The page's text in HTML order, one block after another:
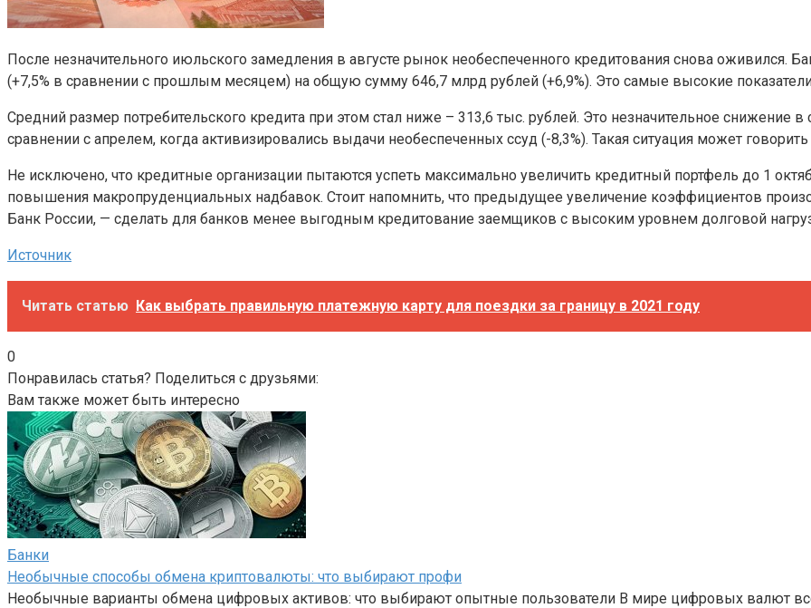
После незначительного июльского замедления в августе рынок необеспеченного кредитования снова оживился.
(+7,5% в сравнении с прошлым месяцем) на общую сумму 646,7 млрд рублей (+6,9%). Это самые высокие показатели
Средний размер потребительского кредита при этом стал ниже – 313,6 тыс. рублей. Это незначительное снижение
сравнении с апрелем, когда активизировались выдачи необеспеченных ссуд (-8,3%). Такая ситуация может
Не исключено, что кредитные организации пытаются успеть максимально увеличить кредитный портфель до 1
повышения макропруденциальных надбавок. Стоит напомнить, что предыдущее увеличение коэффициентов
Банк России, — сделать для банков менее выгодным кредитование заемщиков с высоким уровнем долговой
Источник
Читать статью Как выбрать правильную платежную карту для поездки за границу в 2021 году
0
Понравилась статья? Поделиться с друзьями:
Вам также может быть интересно
Банки
Необычные способы обмена криптовалюты: что выбирают профи
Необычные варианты обмена цифровых активов: что выбирают опытные пользователи В мире цифровых валют